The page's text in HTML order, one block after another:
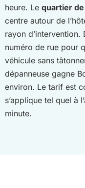
heure. Le quartier
centre autour de
rayon
numéro de rue pour
véhicule sans
dépanneuse gagne
environ. Le tarif est
s’applique tel quel à
minute.